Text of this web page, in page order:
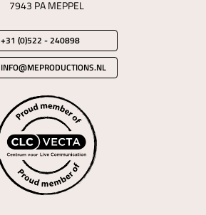
7943 PA MEPPEL
+31 (0)522 - 240898
INFO@MEPRODUCTIONS.NL